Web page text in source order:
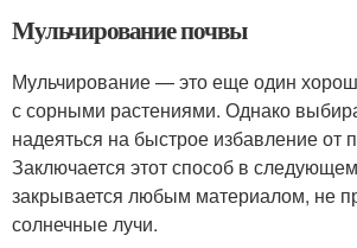
Мульчирование почвы
Мульчирование — это еще один
с сорными растениями. Однако
надеяться на быстрое избавление от
Заключается этот способ в
закрывается любым материалом, не
солнечные лучи.